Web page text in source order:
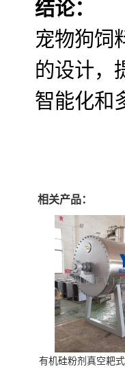
结论：
宠物狗饲
的设计，
智能化和
相关产品：
有机硅粉剂真空耙